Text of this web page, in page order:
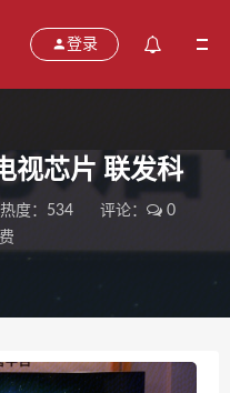
登录
视芯片 联发科
热度：534 评论：
0